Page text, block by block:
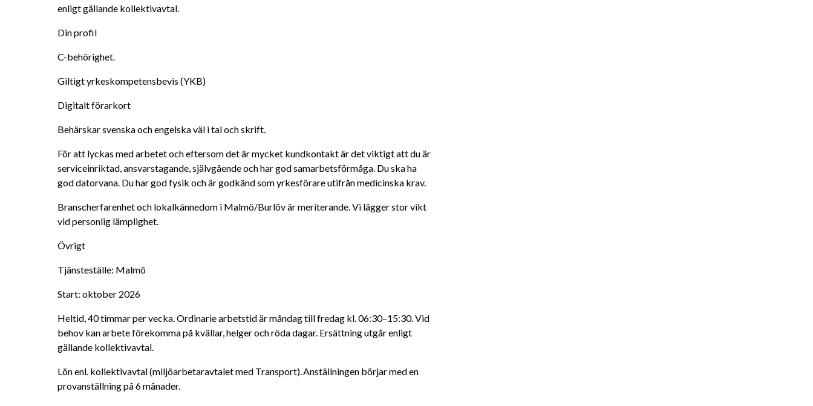
enligt gällande kollektivavtal.
Din profil
C-behörighet.
Giltigt yrkeskompetensbevis (YKB)
Digitalt förarkort
Behärskar svenska och engelska väl i tal och skrift.
För att lyckas med arbetet och eftersom det är mycket kundkontakt är det viktigt att du är
serviceinriktad, ansvarstagande, självgående och har god samarbetsförmåga. Du ska ha
god datorvana. Du har god fysik och är godkänd som yrkesförare utifrån medicinska krav.
Branscherfarenhet och lokalkännedom i Malmö/Burlöv är meriterande. Vi lägger stor vikt
vid personlig lämplighet.
Övrigt
Tjänsteställe: Malmö
Start: oktober 2026
Heltid, 40 timmar per vecka. Ordinarie arbetstid är måndag till fredag kl. 06:30–15:30. Vid
behov kan arbete förekomma på kvällar, helger och röda dagar. Ersättning utgår enligt
gällande kollektivavtal.
Lön enl. kollektivavtal (miljöarbetaravtalet med Transport). Anställningen börjar med en
provanställning på 6 månader.